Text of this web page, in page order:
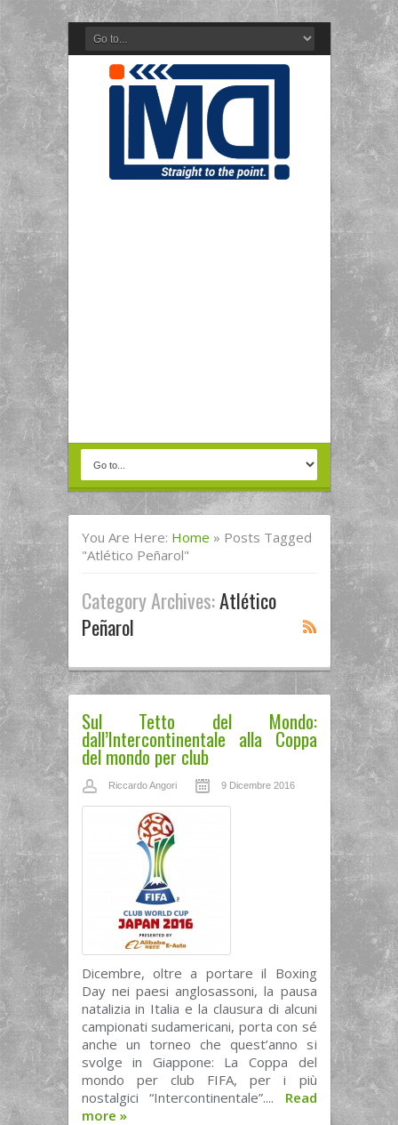
You Are Here: Home » Posts Tagged
"Atlético Peñarol"
Category Archives:Atlético
Peñarol
Sul Tetto del Mondo:
dall’Intercontinentale alla Coppa
del mondo per club
Riccardo Angori 9 Dicembre 2016
Dicembre, oltre a portare il Boxing
Day nei paesi anglosassoni, la pausa
natalizia in Italia e la clausura di alcuni
campionati sudamericani, porta con sé
anche un torneo che quest’anno si
svolge in Giappone: La Coppa del
mondo per club FIFA, per i più
nostalgici “Intercontinentale”.... Read
more »